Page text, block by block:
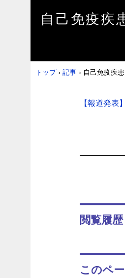
自己免疫疾
トップ › 記事 › 自己免疫疾
【報道発表
閲覧履歴
このペ